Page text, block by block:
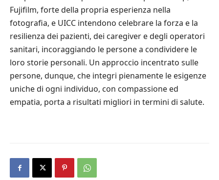
Fujifilm, forte della propria esperienza nella
fotografia, e UICC intendono celebrare la forza e la
resilienza dei pazienti, dei caregiver e degli operatori
sanitari, incoraggiando le persone a condividere le
loro storie personali. Un approccio incentrato sulle
persone, dunque, che integri pienamente le esigenze
uniche di ogni individuo, con compassione ed
empatia, porta a risultati migliori in termini di salute.